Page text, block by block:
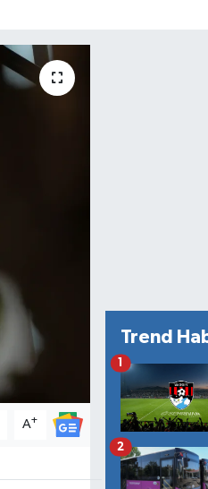
A+
Trend
1
2